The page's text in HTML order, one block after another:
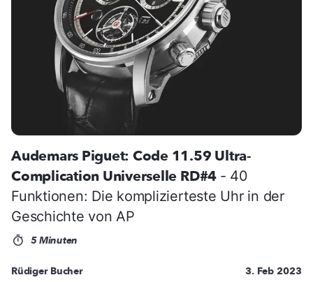
Audemars Piguet: Code 11.59 Ultra-
Complication Universelle RD#4 - 40
Funktionen: Die komplizierteste Uhr in der
Geschichte von AP
5 Minuten
Rüdiger Bucher 3. Feb 2023